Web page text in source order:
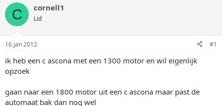
p
i
t
a
r
e
a
u
C cornell1
Lid
16 jan 2012 #1
ik heb een c ascona met een 1300 motor en wil eigenlijk
opzoek
gaan naar een 1800 motor uit een c ascona maar past de
automaat bak dan nog wel